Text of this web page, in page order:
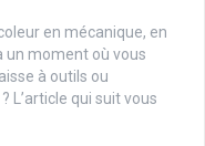
en mécanique, en
un moment où vous
à outils ou
L’article qui suit vous